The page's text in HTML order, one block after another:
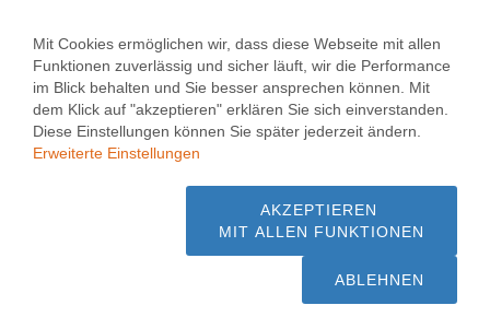
PS2-LCD 230V
Pumpensteuerung
Beratung + Service - schnelle Lieferung
Mit Cookies ermöglichen wir, dass diese Webseite mit allen
Funktionen zuverlässig und sicher läuft, wir die Performance
im Blick behalten und Sie besser ansprechen können. Mit
dem Klick auf "akzeptieren" erklären Sie sich einverstanden.
Diese Einstellungen können Sie später jederzeit ändern.
Erweiterte Einstellungen
AKZEPTIEREN
MIT ALLEN FUNKTIONEN
ABLEHNEN